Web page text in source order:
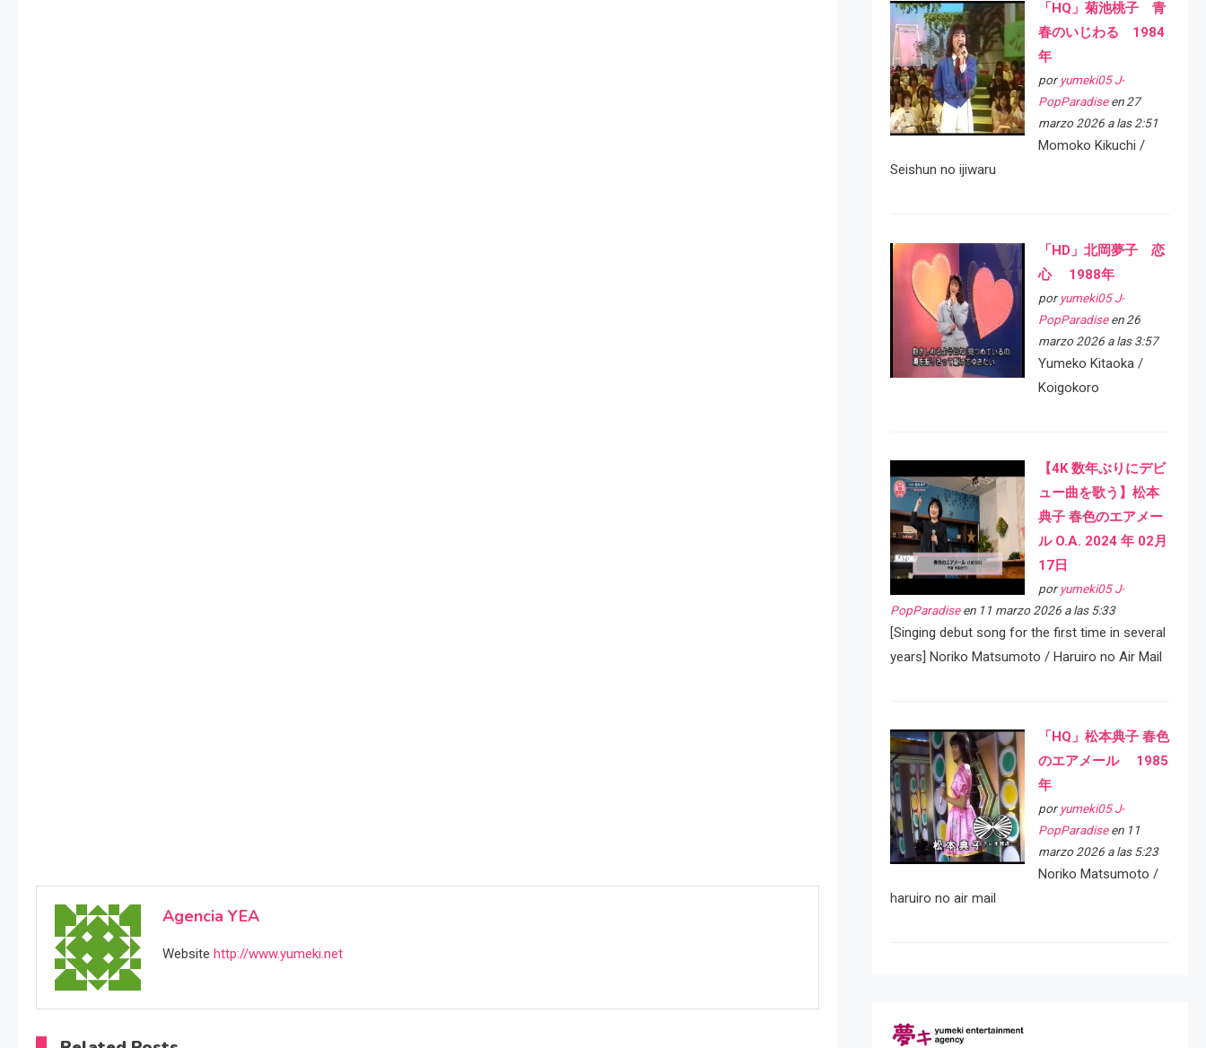
Agencia YEA
Website http://www.yumeki.net
「HQ」菊池桃子 青
春のいじわる 1984
年
por yumeki05 J-
PopParadiseen 27
marzo 2026 a las 2:51
Momoko Kikuchi /
Seishun no ijiwaru
「HD」北岡夢子 恋
心 1988年
por yumeki05 J-
PopParadiseen 26
marzo 2026 a las 3:57
Yumeko Kitaoka /
Koigokoro
【4K 数年ぶりにデビ
ュー曲を歌う】松本
典子 春色のエアメー
ル O.A. 2024 年 02月
17日
por yumeki05 J-
PopParadiseen 11 marzo 2026 a las 5:33
[Singing debut song for the first time in several
years] Noriko Matsumoto / Haruiro no Air Mail
「HQ」松本典子 春色
のエアメール 1985
年
por yumeki05 J-
PopParadiseen 11
marzo 2026 a las 5:23
Noriko Matsumoto /
haruiro no air mail